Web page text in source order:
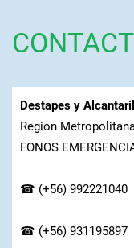
Destapes y
Region
FONOS
☎ (+56) 992221040
☎ (+56) 931195897